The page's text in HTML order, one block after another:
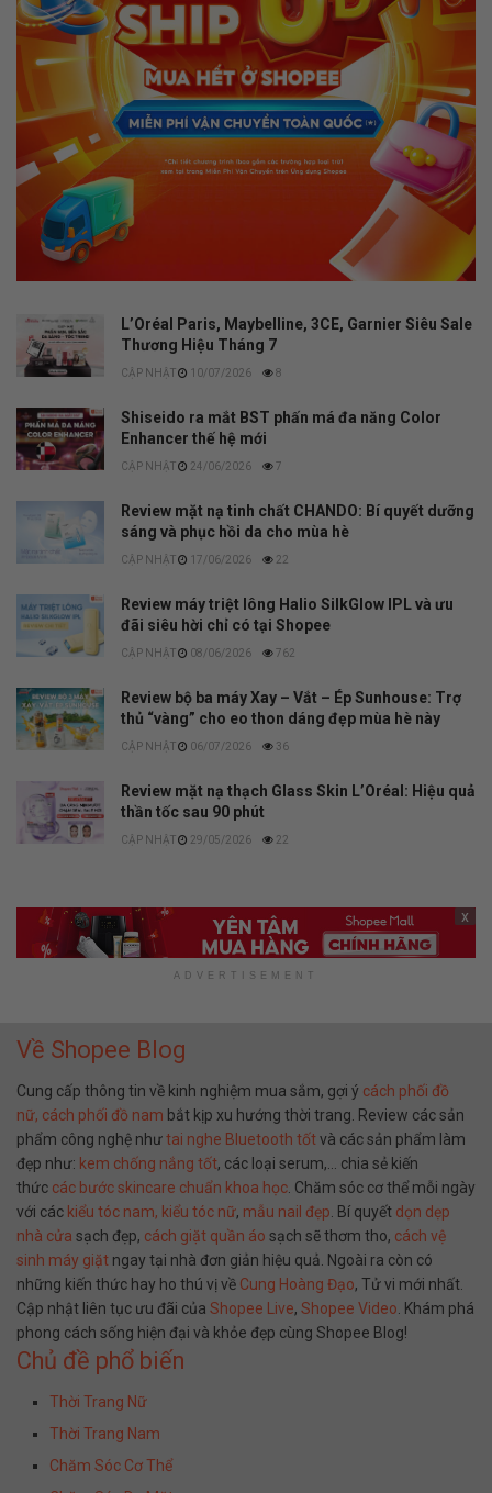
L’Oréal Paris, Maybelline, 3CE, Garnier Siêu Sale
Thương Hiệu Tháng 7
10/07/2026 8
Shiseido ra mắt BST phấn má đa năng Color
Enhancer thế hệ mới
24/06/2026 7
Review mặt nạ tinh chất CHANDO: Bí quyết dưỡng
sáng và phục hồi da cho mùa hè
17/06/2026 22
Review máy triệt lông Halio SilkGlow IPL và ưu
đãi siêu hời chỉ có tại Shopee
08/06/2026 762
Review bộ ba máy Xay – Vắt – Ép Sunhouse: Trợ
thủ “vàng” cho eo thon dáng đẹp mùa hè này
06/07/2026 36
Review mặt nạ thạch Glass Skin L’Oréal: Hiệu quả
thần tốc sau 90 phút
29/05/2026 22
x
ADVERTISEMENT
Về Shopee Blog
Cung cấp thông tin về kinh nghiệm mua sắm, gợi ý cách phối đồ
nữ, cách phối đồ nam bắt kịp xu hướng thời trang. Review các sản
phẩm công nghệ nhưtai nghe Bluetooth tốtvà các sản phẩm làm
đẹp như: kem chống nắng tốt, các loại serum,… chia sẻ kiến
thức các bước skincare chuẩn khoa học . Chăm sóc cơ thể mỗi ngày
với các kiểu tóc nam, kiểu tóc nữ, mẫu nail đẹp . Bí quyết dọn dẹp
nhà cửa sạch đẹp, cách giặt quần áo sạch sẽ thơm tho, cách vệ
sinh máy giặt ngay tại nhà đơn giản hiệu quả. Ngoài ra còn có
những kiến thức hay ho thú vị về Cung Hoàng Đạo, Tử vi mới nhất.
Cập nhật liên tục ưu đãi của Shopee Live, Shopee Video . Khám phá
phong cách sống hiện đại và khỏe đẹp cùng Shopee Blog!
Chủ đề phổ biến
Thời Trang Nữ
Thời Trang Nam
Chăm Sóc Cơ Thể